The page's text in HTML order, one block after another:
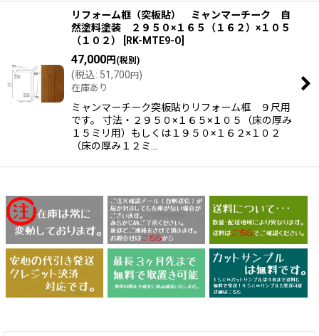
リフォーム框（突板貼） ミャンマーチーク 自
然塗料塗装 ２９５０×１６５（１６２）×１０５
（１０２）
RK-MTE9-O
47,000円 (税別)
(税込: 51,700円)
在庫あり
ミャンマーチーク突板貼りリフォーム框 ９尺用
です。 寸法・２９５０×１６５×１０５（床の厚み
１５ミリ用）もしくは１９５０×１６２×１０２
（床の厚み１２ミ…